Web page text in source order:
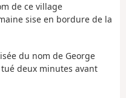
de ce village
sise en bordure de la
du nom de George
deux minutes avant